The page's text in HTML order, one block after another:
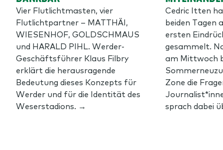
Vier Flutlichtmasten, vier
Flutlichtpartner – MATTHÄI,
WIESENHOF, GOLDSCHMAUS
und HARALD PIHL. Werder-
Geschäftsführer Klaus Filbry
erklärt die herausragende
Bedeutung dieses Konzepts für
Werder und für die Identität des
Weserstadions. →
Cedric Itten
beiden Tagen
ersten
gesammelt.
am Mittwoch
Zone die
sprach dabei